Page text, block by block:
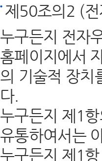
제50조의2 (
누구든지 전자
홈페이지에서
의 기술적 장치
다.
누구든지 제1
유통하여서는
누구든지 제1